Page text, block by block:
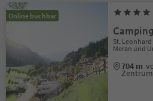
Online buchbar
St. Leonhard
Meran und
704 m
Zentrum